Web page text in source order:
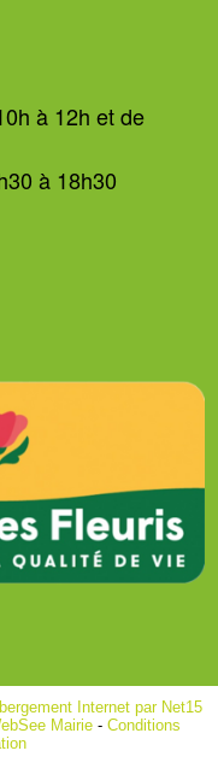
à 12h et de
à 18h30
Internet par Net15
Mairie- Conditions